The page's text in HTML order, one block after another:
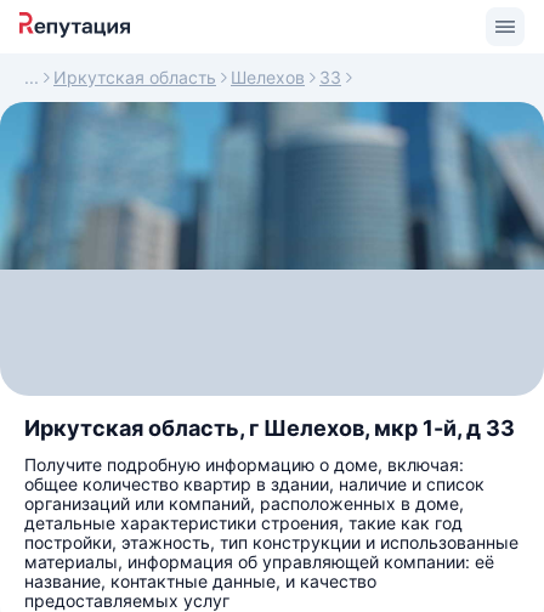
Иркутская область Шелехов 33
Иркутская область, г Шелехов, мкр 1-й, д 33
Получите подробную информацию о доме, включая:
общее количество квартир в здании, наличие и список
организаций или компаний, расположенных в доме,
детальные характеристики строения, такие как год
постройки, этажность, тип конструкции и использованные
материалы, информация об управляющей компании: её
название, контактные данные, и качество
предоставляемых услуг